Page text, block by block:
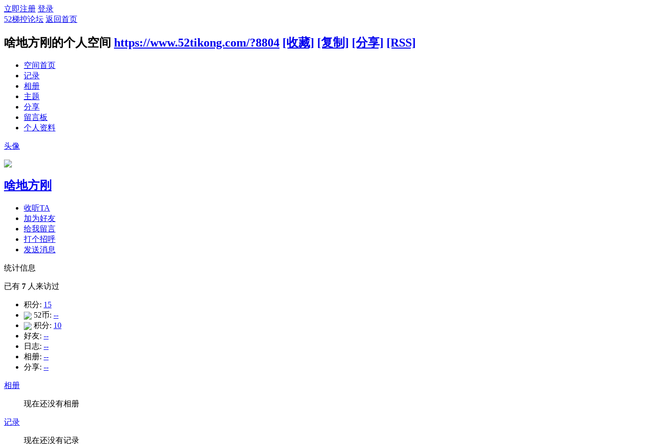
立即注册 登录
52梯控论坛 返回首页
啥地方刚的个人空间 https://www.52tikong.com/?8804 [收藏] [复制] [分享] [RSS]
空间首页
记录
相册
主题
分享
留言板
个人资料
头像
啥地方刚
收听TA
加为好友
给我留言
打个招呼
发送消息
统计信息
已有 7 人来访过
积分: 15
52币: --
积分: 10
好友: --
日志: --
相册: --
分享: --
相册
现在还没有相册
记录
现在还没有记录